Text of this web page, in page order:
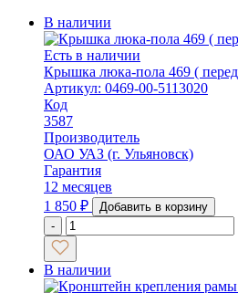
В наличии
Есть в наличии
Крышка люка-пола 469 (
Артикул: 0469-00-5113020
Код
3587
Производитель
ОАО УАЗ (г. Ульяновск)
Гарантия
12 месяцев
1 850 ₽
Добавить в корзину
-
В наличии